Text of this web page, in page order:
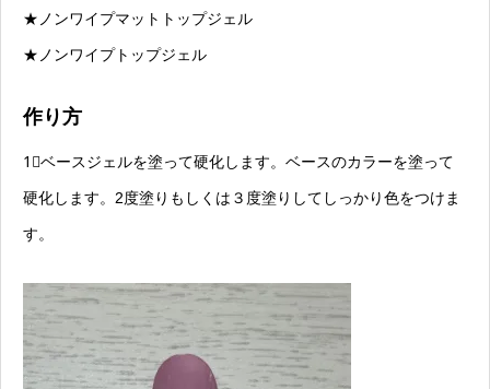
★ノンワイプマットトップジェル
★ノンワイプトップジェル
作り方
1⃣ベースジェルを塗って硬化します。ベースのカラーを塗って
硬化します。2度塗りもしくは３度塗りしてしっかり色をつけま
す。